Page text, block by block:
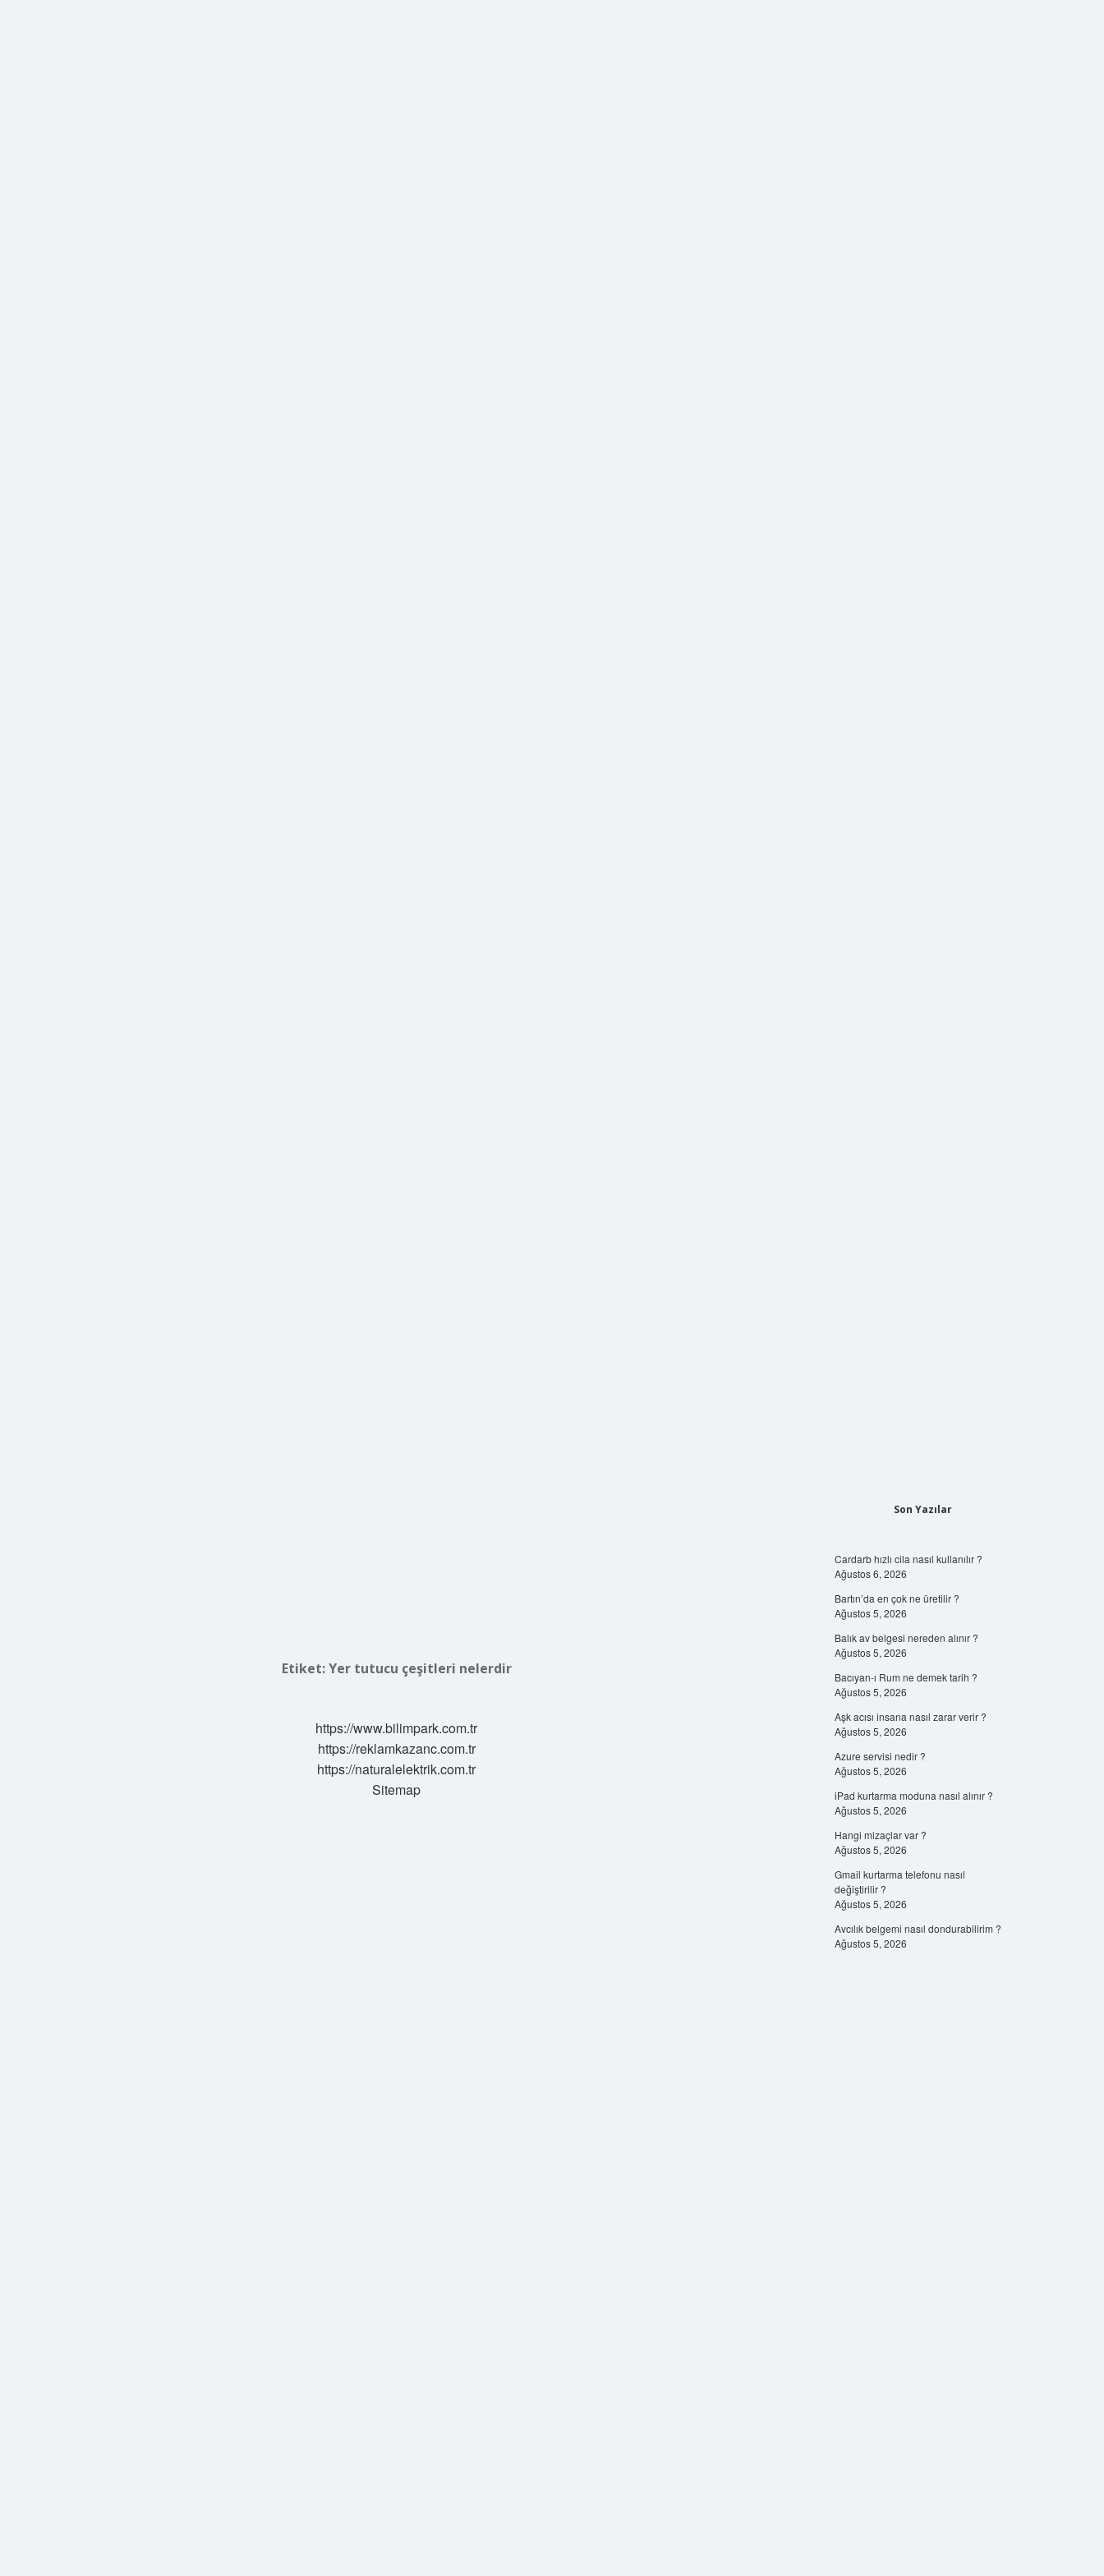
Etiket:Yer tutucu çeşitleri nelerdir
https://www.bilimpark.com.tr
https://reklamkazanc.com.tr
https://naturalelektrik.com.tr
Sitemap
Son Yazılar
Cardarb hızlı cila nasıl kullanılır ?
Ağustos 6, 2026
Bartın’da en çok ne üretilir ?
Ağustos 5, 2026
Balık av belgesi nereden alınır ?
Ağustos 5, 2026
Bacıyan-ı Rum ne demek tarih ?
Ağustos 5, 2026
Aşk acısı insana nasıl zarar verir ?
Ağustos 5, 2026
Azure servisi nedir ?
Ağustos 5, 2026
iPad kurtarma moduna nasıl alınır ?
Ağustos 5, 2026
Hangi mizaçlar var ?
Ağustos 5, 2026
Gmail kurtarma telefonu nasıl
değiştirilir ?
Ağustos 5, 2026
Avcılık belgemi nasıl dondurabilirim ?
Ağustos 5, 2026